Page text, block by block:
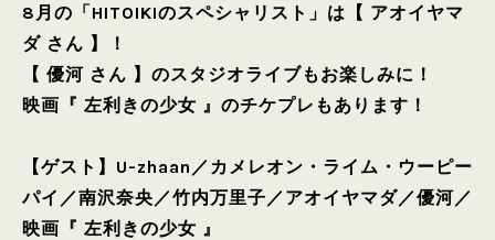
8月の「HITOIKIのスペシャリスト」は【 アオイヤマ
ダ さん 】！
【 優河 さん 】のスタジオライブもお楽しみに！
映画『 左利きの少女 』のチケプレもあります！
【ゲスト】 U-zhaan ／カメレオン・ライム・ウーピー
パイ ／南沢奈央／竹内万里子／アオイヤマダ／優河／
映画『 左利きの少女 』